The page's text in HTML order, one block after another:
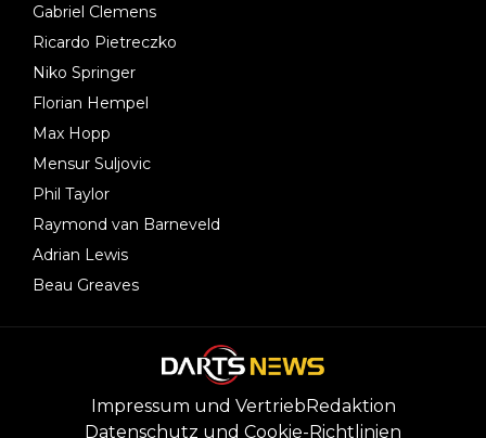
Gabriel Clemens
Ricardo Pietreczko
Niko Springer
Florian Hempel
Max Hopp
Mensur Suljovic
Phil Taylor
Raymond van Barneveld
Adrian Lewis
Beau Greaves
Impressum und VertriebRedaktion
Datenschutz und Cookie-Richtlinien